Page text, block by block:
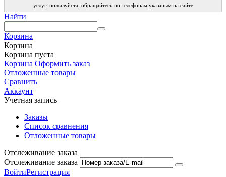
услуг, пожалуйста, обращайтесь по телефонам указаным на сайте
Найти
Корзина
Корзина
Корзина пуста
Корзина Оформить заказ
Отложенные товары
Сравнить
Аккаунт
Учетная запись
Заказы
Список сравнения
Отложенные товары
Отслеживание заказа
Отслеживание заказа
ВойтиРегистрация